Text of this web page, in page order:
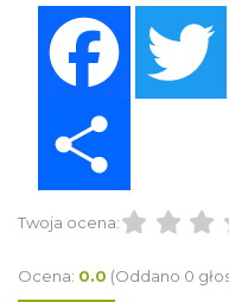
Twoja ocena:
Ocena: 0.0 (Oddano 0